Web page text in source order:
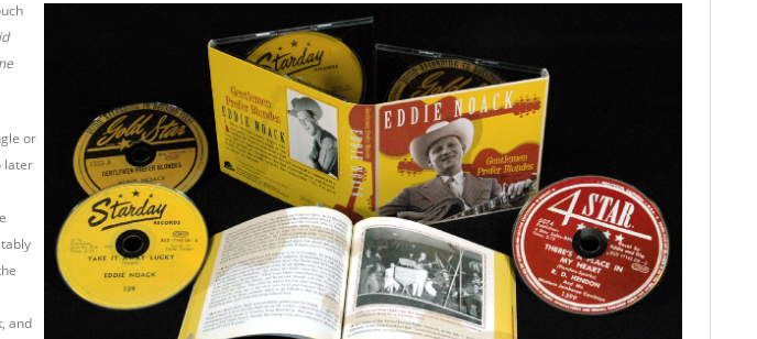
or
later
and